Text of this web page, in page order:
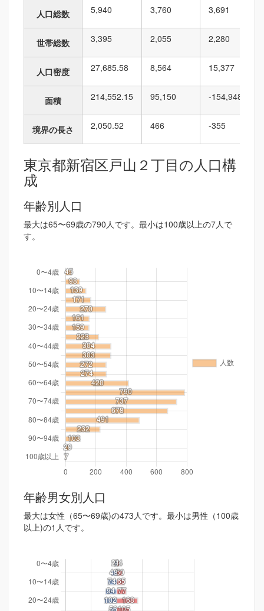
人口総数 5,940 3,760 3,691
世帯総数 3,395 2,055 2,280
人口密度 27,685.58 8,564 15,377
面積 214,552.15 95,150 -154,948
境界の長さ 2,050.52 466 -355
東京都新宿区戸山２丁目の人口構
成
年齢別人口
最大は65〜69歳の790人です。最小は100歳以上の7人で
す。
年齢男女別人口
最大は女性（65〜69歳)の473人です。最小は男性（100歳
以上)の1人です。